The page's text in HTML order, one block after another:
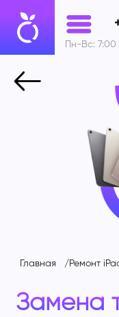
Пн-Вс:
Главная Ремонт
Замена